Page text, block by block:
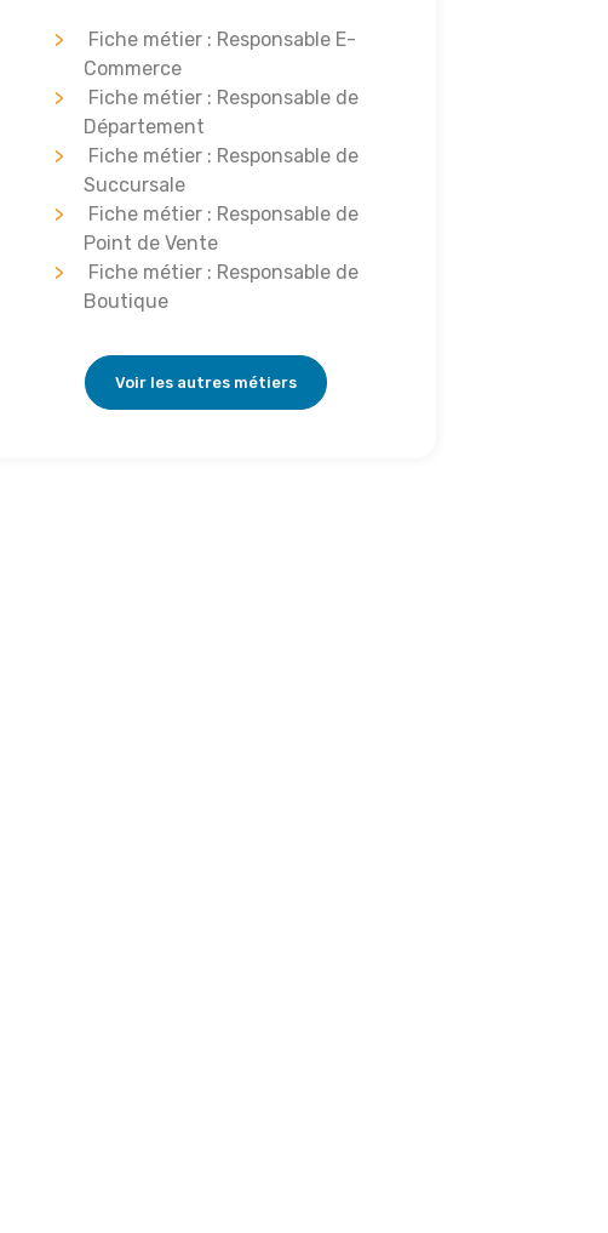
Fiche métier : Responsable E-
Commerce
Fiche métier : Responsable de
Département
Fiche métier : Responsable de
Succursale
Fiche métier : Responsable de
Point de Vente
Fiche métier : Responsable de
Boutique
Voir les autres métiers